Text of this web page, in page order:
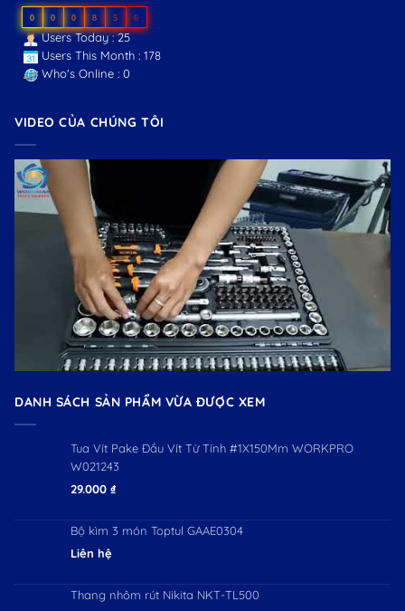
0 0 0 8 5 6
Users Today : 25
Users This Month : 178
Who's Online : 0
VIDEO CỦA CHÚNG TÔI
DANH SÁCH SẢN PHẨM VỪA ĐƯỢC XEM
Tua Vít Pake Đầu Vít Từ Tính #1X150Mm WORKPRO
W021243
29.000 ₫
Bộ kìm 3 món Toptul GAAE0304
Liên hệ
Thang nhôm rút Nikita NKT-TL500